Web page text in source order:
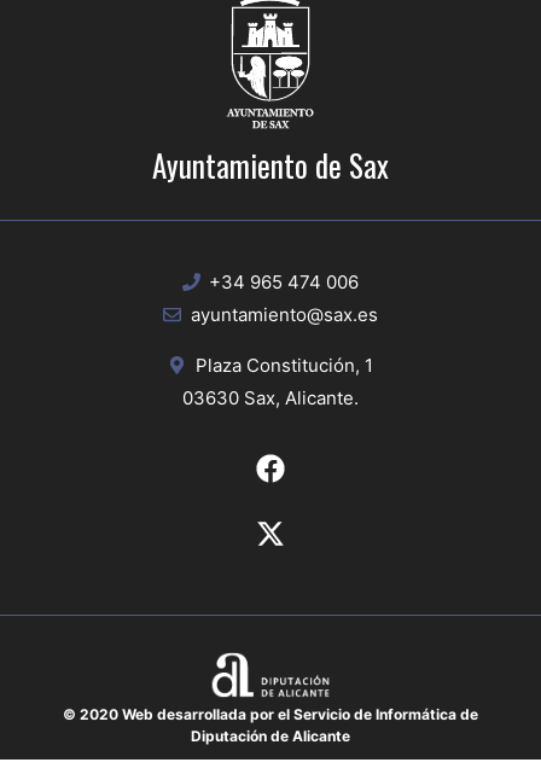
Ayuntamiento de Sax
+34 965 474 006
ayuntamiento@sax.es
Plaza Constitución, 1
03630 Sax, Alicante.
© 2020 Web desarrollada por el Servicio de Informática de
Diputación de Alicante